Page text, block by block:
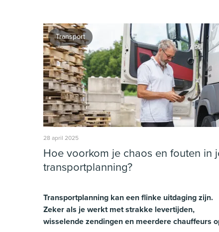
Transport
28 april 2025
Hoe voorkom je chaos en fouten in
transportplanning?
Transportplanning kan een flinke uitdaging zijn.
Zeker als je werkt met strakke levertijden,
wisselende zendingen en meerdere chauffeurs